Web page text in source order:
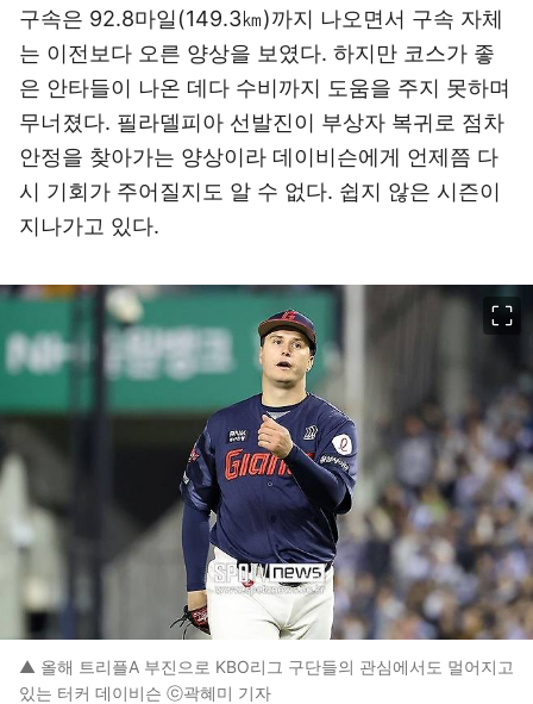
구속은 92.8마일(149.3㎞)까지 나오면서 구속 자체
는 이전보다 오른 양상을 보였다. 하지만 코스가 좋
은 안타들이 나온 데다 수비까지 도움을 주지 못하며
무너졌다. 필라델피아 선발진이 부상자 복귀로 점차
안정을 찾아가는 양상이라 데이비슨에게 언제쯤 다
시 기회가 주어질지도 알 수 없다. 쉽지 않은 시즌이
지나가고 있다.
▲ 올해 트리플A 부진으로 KBO리그 구단들의 관심에서도 멀어지고
있는 터커 데이비슨 ⓒ곽혜미 기자